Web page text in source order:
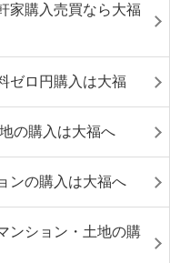
家購入売買なら大福
ゼロ円購入は大福
の購入は大福へ
ンの購入は大福へ
ンション・土地の購